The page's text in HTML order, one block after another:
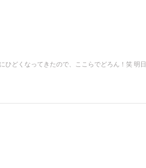
ひどくなってきたので、ここらでどろん！笑 明日